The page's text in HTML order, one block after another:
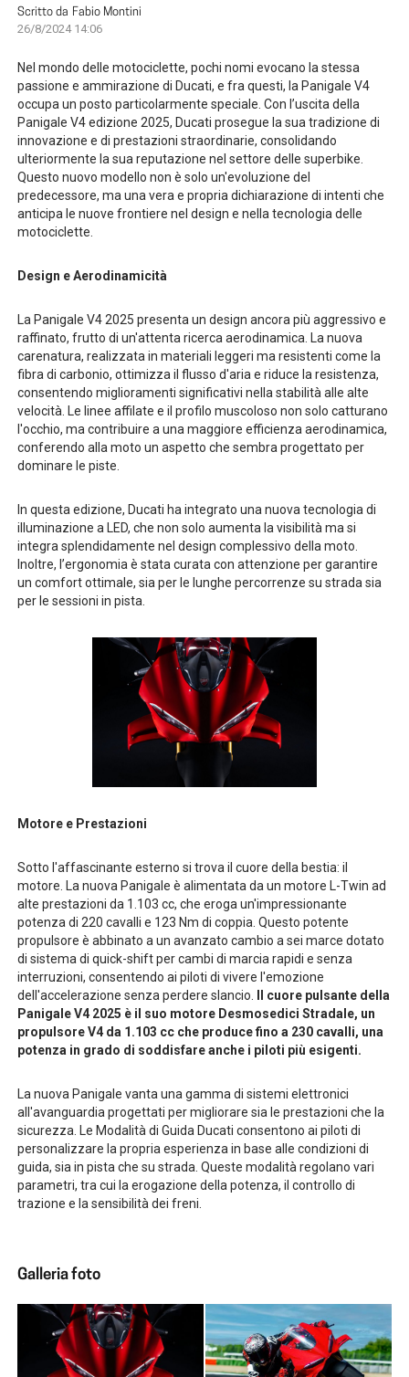
Scritto da Fabio Montini
26/8/2024 14:06
Nel mondo delle motociclette, pochi nomi evocano la stessa
passione e ammirazione di Ducati, e fra questi, la Panigale V4
occupa un posto particolarmente speciale. Con l’uscita della
Panigale V4 edizione 2025, Ducati prosegue la sua tradizione di
innovazione e di prestazioni straordinarie, consolidando
ulteriormente la sua reputazione nel settore delle superbike.
Questo nuovo modello non è solo un'evoluzione del
predecessore, ma una vera e propria dichiarazione di intenti che
anticipa le nuove frontiere nel design e nella tecnologia delle
motociclette.
Design e Aerodinamicità
La Panigale V4 2025 presenta un design ancora più aggressivo e
raffinato, frutto di un'attenta ricerca aerodinamica. La nuova
carenatura, realizzata in materiali leggeri ma resistenti come la
fibra di carbonio, ottimizza il flusso d'aria e riduce la resistenza,
consentendo miglioramenti significativi nella stabilità alle alte
velocità. Le linee affilate e il profilo muscoloso non solo catturano
l'occhio, ma contribuire a una maggiore efficienza aerodinamica,
conferendo alla moto un aspetto che sembra progettato per
dominare le piste.
In questa edizione, Ducati ha integrato una nuova tecnologia di
illuminazione a LED, che non solo aumenta la visibilità ma si
integra splendidamente nel design complessivo della moto.
Inoltre, l’ergonomia è stata curata con attenzione per garantire
un comfort ottimale, sia per le lunghe percorrenze su strada sia
per le sessioni in pista.
Motore e Prestazioni
Sotto l'affascinante esterno si trova il cuore della bestia: il
motore. La nuova Panigale è alimentata da un motore L-Twin ad
alte prestazioni da 1.103 cc, che eroga un'impressionante
potenza di 220 cavalli e 123 Nm di coppia. Questo potente
propulsore è abbinato a un avanzato cambio a sei marce dotato
di sistema di quick-shift per cambi di marcia rapidi e senza
interruzioni, consentendo ai piloti di vivere l'emozione
dell'accelerazione senza perdere slancio.
Il cuore pulsante della
Panigale V4 2025 è il suo motore Desmosedici Stradale, un
propulsore V4 da 1.103 cc che produce fino a 230 cavalli, una
potenza in grado di soddisfare anche i piloti più esigenti.
La nuova Panigale vanta una gamma di sistemi elettronici
all'avanguardia progettati per migliorare sia le prestazioni che la
sicurezza. Le Modalità di Guida Ducati consentono ai piloti di
personalizzare la propria esperienza in base alle condizioni di
guida, sia in pista che su strada. Queste modalità regolano vari
parametri, tra cui la erogazione della potenza, il controllo di
trazione e la sensibilità dei freni.
Galleria foto